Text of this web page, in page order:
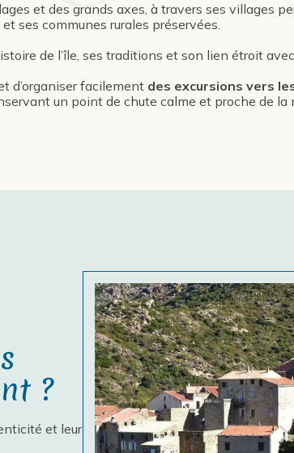
et des grands axes, à travers ses villages
ses communes rurales préservées.
de l’île, ses traditions et son lien étroit
d’organiser facilement des excursions vers
un point de chute calme et proche de la
?
et leur